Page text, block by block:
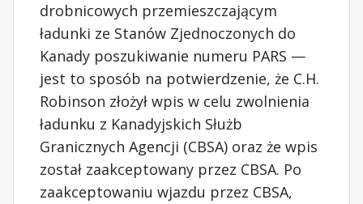
drobnicowych przemieszczającym
ładunki ze Stanów Zjednoczonych do
Kanady poszukiwanie numeru PARS —
jest to sposób na potwierdzenie, że C.H.
Robinson złożył wpis w celu zwolnienia
ładunku z Kanadyjskich Służb
Granicznych Agencji (CBSA) oraz że wpis
został zaakceptowany przez CBSA. Po
zaakceptowaniu wjazdu przez CBSA,